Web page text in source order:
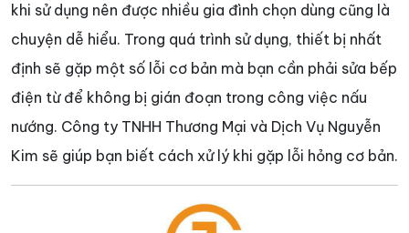
khi sử dụng nên được nhiều gia đình chọn dùng cũng là
chuyện dễ hiểu. Trong quá trình sử dụng, thiết bị nhất
định sẽ gặp một số lỗi cơ bản mà bạn cần phải sửa bếp
điện từ để không bị gián đoạn trong công việc nấu
nướng. Công ty TNHH Thương Mại và Dịch Vụ Nguyễn
Kim sẽ giúp bạn biết cách xử lý khi gặp lỗi hỏng cơ bản.